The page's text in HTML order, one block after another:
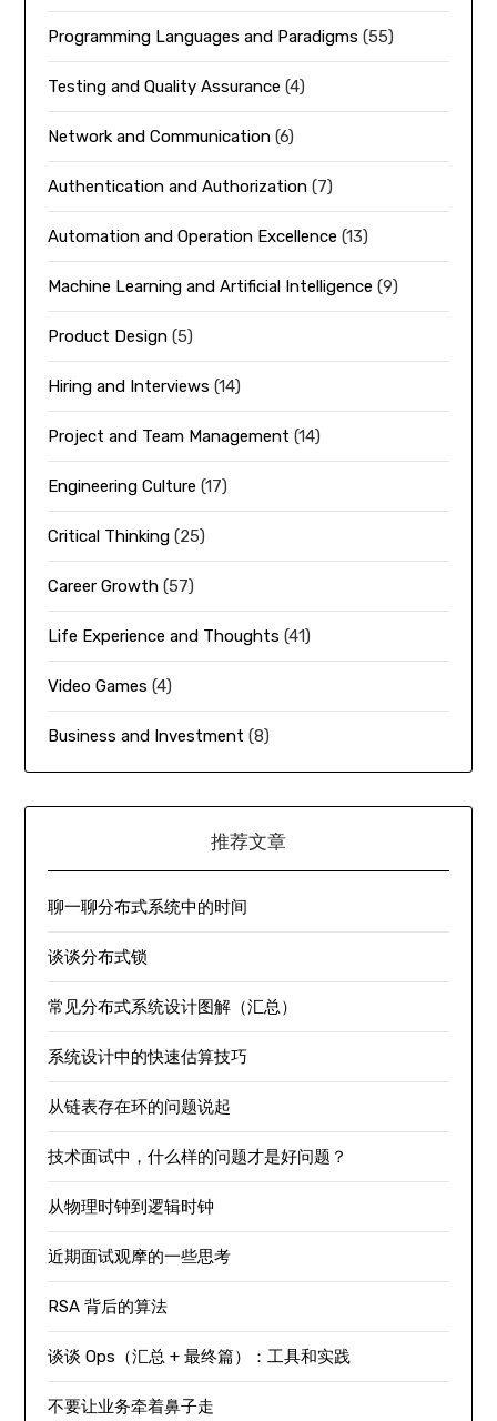
Programming Languages and Paradigms (55)
Testing and Quality Assurance (4)
Network and Communication (6)
Authentication and Authorization (7)
Automation and Operation Excellence (13)
Machine Learning and Artificial Intelligence (9)
Product Design (5)
Hiring and Interviews (14)
Project and Team Management (14)
Engineering Culture (17)
Critical Thinking (25)
Career Growth (57)
Life Experience and Thoughts (41)
Video Games (4)
Business and Investment (8)
推荐文章
聊一聊分布式系统中的时间
谈谈分布式锁
常见分布式系统设计图解（汇总）
系统设计中的快速估算技巧
从链表存在环的问题说起
技术面试中，什么样的问题才是好问题？
从物理时钟到逻辑时钟
近期面试观摩的一些思考
RSA 背后的算法
谈谈 Ops（汇总 + 最终篇）：工具和实践
不要让业务牵着鼻子走